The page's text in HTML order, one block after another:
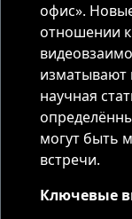
офис».
отношении
изматывают
научная
могут быть
встречи.
Ключевые